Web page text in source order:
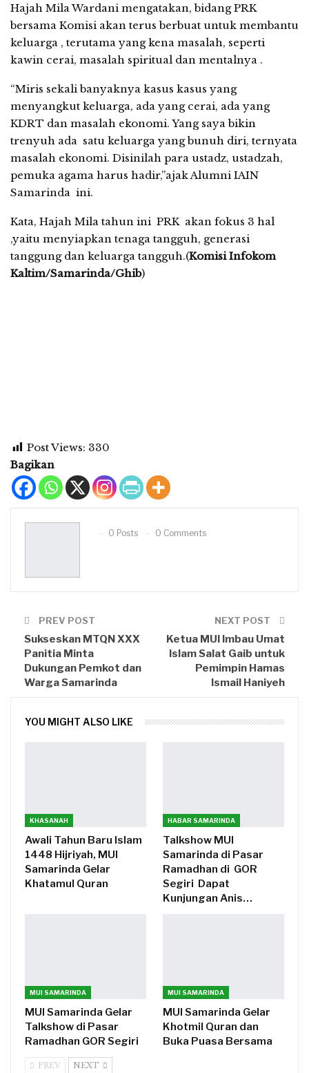
Hajah Mila Wardani mengatakan, bidang PRK
bersama Komisi akan terus berbuat untuk membantu
keluarga , terutama yang kena masalah, seperti
kawin cerai, masalah spiritual dan mentalnya .
“Miris sekali banyaknya kasus kasus yang
menyangkut keluarga, ada yang cerai, ada yang
KDRT dan masalah ekonomi. Yang saya bikin
trenyuh ada satu keluarga yang bunuh diri, ternyata
masalah ekonomi. Disinilah para ustadz, ustadzah,
pemuka agama harus hadir,”ajak Alumni IAIN
Samarinda ini.
Kata, Hajah Mila tahun ini PRK akan fokus 3 hal
,yaitu menyiapkan tenaga tangguh, generasi
tanggung dan keluarga tangguh.(Komisi Infokom
Kaltim/Samarinda/Ghib)
Post Views: 330
Bagikan
0 Posts 0 Comments
PREV POST
Sukseskan MTQN XXX
Panitia Minta
Dukungan Pemkot dan
Warga Samarinda
NEXT POST
Ketua MUI Imbau Umat
Islam Salat Gaib untuk
Pemimpin Hamas
Ismail Haniyeh
YOU MIGHT ALSO LIKE
KHASANAH
Awali Tahun Baru Islam
1448 Hijriyah, MUI
Samarinda Gelar
Khatamul Quran
HABAR SAMARINDA
Talkshow MUI
Samarinda di Pasar
Ramadhan di GOR
Segiri Dapat
Kunjungan Anis…
MUI SAMARINDA
MUI Samarinda Gelar
Talkshow di Pasar
Ramadhan GOR Segiri
MUI SAMARINDA
MUI Samarinda Gelar
Khotmil Quran dan
Buka Puasa Bersama
PREV NEXT